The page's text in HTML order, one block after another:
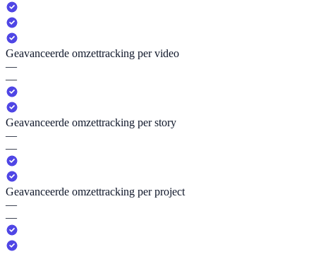
Geavanceerde omzettracking per video
—
—
Geavanceerde omzettracking per story
—
—
Geavanceerde omzettracking per project
—
—